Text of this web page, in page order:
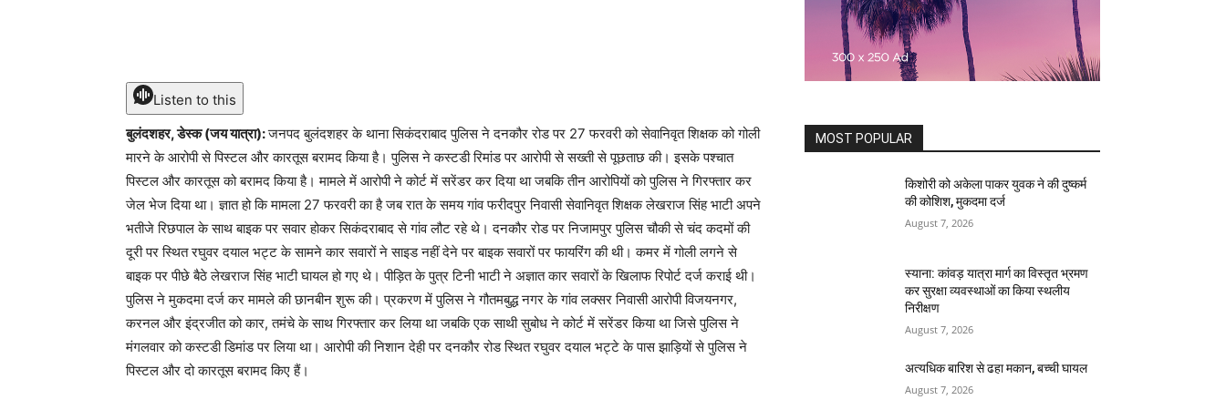
Listen to this
बुलंदशहर, डेस्क (जय यात्रा):जनपद बुलंदशहर के थाना सिकंदराबाद पुलिस ने दनकौर रोड पर 27 फरवरी को सेवानिवृत शिक्षक को गोली
मारने के आरोपी से पिस्टल और कारतूस बरामद किया है। पुलिस ने कस्टडी रिमांड पर आरोपी से सख्ती से पूछताछ की। इसके पश्चात
पिस्टल और कारतूस को बरामद किया है। मामले में आरोपी ने कोर्ट में सरेंडर कर दिया था जबकि तीन आरोपियों को पुलिस ने गिरफ्तार कर
जेल भेज दिया था। ज्ञात हो कि मामला 27 फरवरी का है जब रात के समय गांव फरीदपुर निवासी सेवानिवृत शिक्षक लेखराज सिंह भाटी अपने
भतीजे रिछपाल के साथ बाइक पर सवार होकर सिकंदराबाद से गांव लौट रहे थे। दनकौर रोड पर निजामपुर पुलिस चौकी से चंद कदमों की
दूरी पर स्थित रघुवर दयाल भट्ट के सामने कार सवारों ने साइड नहीं देने पर बाइक सवारों पर फायरिंग की थी। कमर में गोली लगने से
बाइक पर पीछे बैठे लेखराज सिंह भाटी घायल हो गए थे। पीड़ित के पुत्र टिनी भाटी ने अज्ञात कार सवारों के खिलाफ रिपोर्ट दर्ज कराई थी।
पुलिस ने मुकदमा दर्ज कर मामले की छानबीन शुरू की। प्रकरण में पुलिस ने गौतमबुद्ध नगर के गांव लक्सर निवासी आरोपी विजयनगर,
करनल और इंद्रजीत को कार, तमंचे के साथ गिरफ्तार कर लिया था जबकि एक साथी सुबोध ने कोर्ट में सरेंडर किया था जिसे पुलिस ने
मंगलवार को कस्टडी डिमांड पर लिया था। आरोपी की निशान देही पर दनकौर रोड स्थित रघुवर दयाल भट्टे के पास झाड़ियों से पुलिस ने
पिस्टल और दो कारतूस बरामद किए हैं।
MOST POPULAR
किशोरी को अकेला पाकर युवक ने की दुष्कर्म
की कोशिश, मुकदमा दर्ज
August 7, 2026
स्याना: कांवड़ यात्रा मार्ग का विस्तृत भ्रमण
कर सुरक्षा व्यवस्थाओं का किया स्थलीय
निरीक्षण
August 7, 2026
अत्यधिक बारिश से ढहा मकान, बच्ची घायल
August 7, 2026